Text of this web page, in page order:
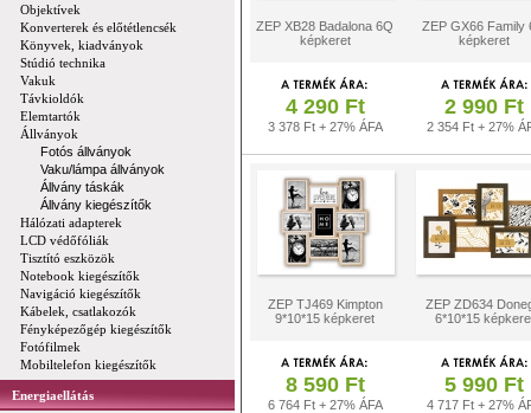
Objektívek
Konverterek és előtétlencsék
Könyvek, kiadványok
Stúdió technika
Vakuk
Távkioldók
Elemtartók
Állványok
Fotós állványok
Vaku/lámpa állványok
Állvány táskák
Állvány kiegészítők
Hálózati adapterek
LCD védőfóliák
Tisztító eszközök
Notebook kiegészítők
Navigáció kiegészítők
Kábelek, csatlakozók
Fényképezőgép kiegészítők
Fotófilmek
Mobiltelefon kiegészítők
Energiaellátás
ZEP XB28 Badalona 6Q
képkeret
ZEP GX66 Family
képkeret
4 290 Ft
3 378 Ft + 27% ÁFA
2 990 Ft
2 354 Ft + 27%
ZEP TJ469 Kimpton
9*10*15 képkeret
ZEP ZD634
6*10*15
8 590 Ft
6 764 Ft + 27% ÁFA
5 990 Ft
4 717 Ft + 27%